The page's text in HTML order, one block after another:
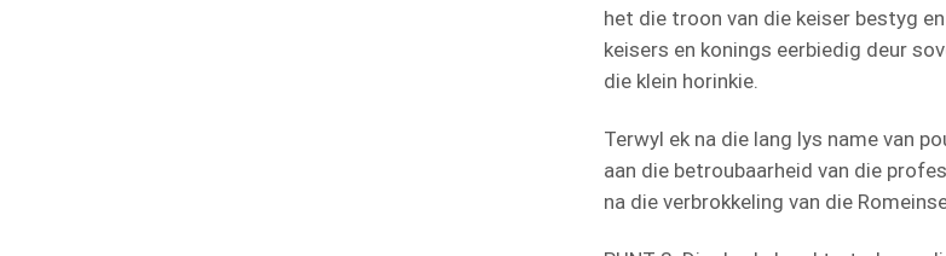
het die troon van die keiser bestyg
keisers en konings eerbiedig deur
die klein horinkie.
Terwyl ek na die lang lys name van
aan die betroubaarheid van die
na die verbrokkeling van die